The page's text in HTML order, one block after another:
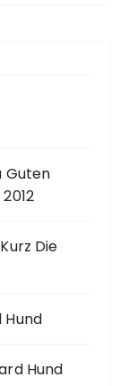
Guten
Die
Hund
Hund